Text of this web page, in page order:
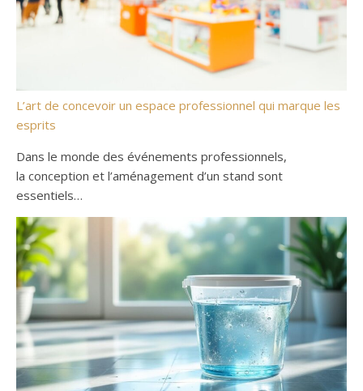
L’art de concevoir un espace professionnel qui marque les
esprits
Dans le monde des événements professionnels,
la conception et l’aménagement d’un stand sont
essentiels…